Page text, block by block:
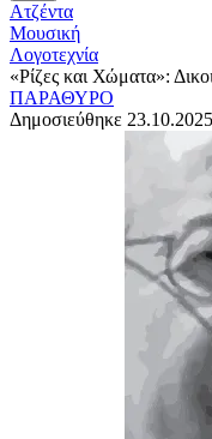
Ατζέντα
Μουσική
Λογοτεχνία
«Ρίζες και Χώματα»:
ΠΑΡΑΘΥΡΟ
Δημοσιεύθηκε